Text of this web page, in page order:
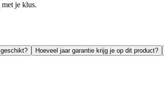
je klus.
Hoeveel jaar garantie krijg je op dit product?